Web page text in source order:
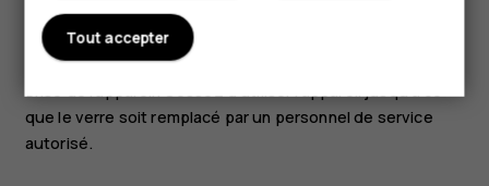
briser si l'appareil tombe sur une surface dure ou subit un
choc violent. Si le verre se brise, ne touchez pas les
éléments en verre et n'essayez pas de retirer le verre
que le verre soit remplacé par un personnel de service
autorisé.
Tout accepter